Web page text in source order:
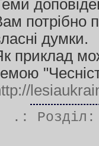
потрібно
думки.
приклад
.: